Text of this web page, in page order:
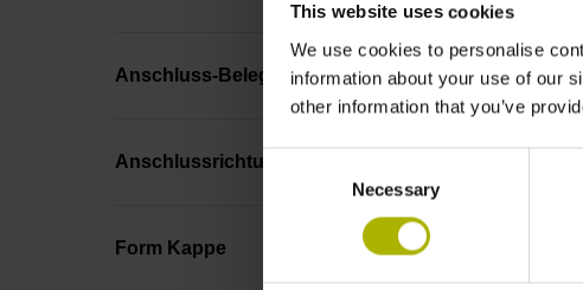
This website uses cookies
We use cookies to personalise
information about your use of our
other information that you’ve
Consent
Necessary
Anschluss-Belegung
Anschlussrichtung
Form Kappe